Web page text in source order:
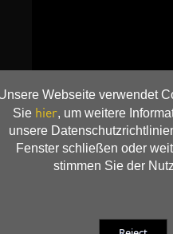
Webseite verwendet
Sie hier, um weitere
unsere
Fenster schließen oder
stimmen Sie der